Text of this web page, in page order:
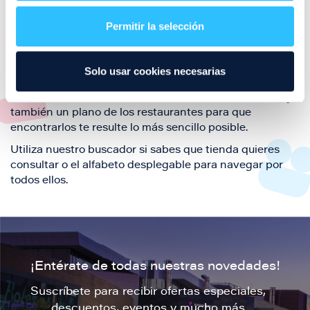
Permitir la selección
Solo usar cookies necesarias
también de nuestra oferta de ocio y shopping durante
tu visita.
El este directorio de restaurantes de Puerto Venecia
también un plano de los restaurantes para que
encontrarlos te resulte lo más sencillo posible.
Utiliza nuestro buscador si sabes que tienda quieres
consultar o el alfabeto desplegable para navegar por
todos ellos.
¡Entérate de todas nuestras novedades!
Suscríbete para recibir ofertas especiales,